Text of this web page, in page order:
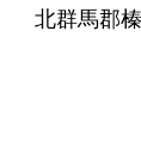
北群馬郡